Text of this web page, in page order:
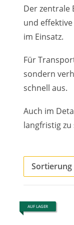
Der zentrale
und
im Einsatz.
Für
sondern
schnell aus.
Auch im
langfristig
Sortierung
AUF LAGER